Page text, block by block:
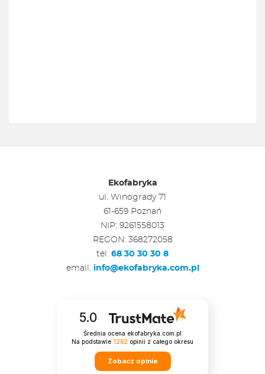
Ekofabryka
ul. Winogrady 71
61-659 Poznań
NIP: 9261558013
REGON: 368272058
tel. 68 30 30 30 8
email. info@ekofabryka.com.pl
5.0
Średnia ocena ekofabryka.com.pl
Na podstawie 1262 opinii z całego okresu
Zobacz opinie